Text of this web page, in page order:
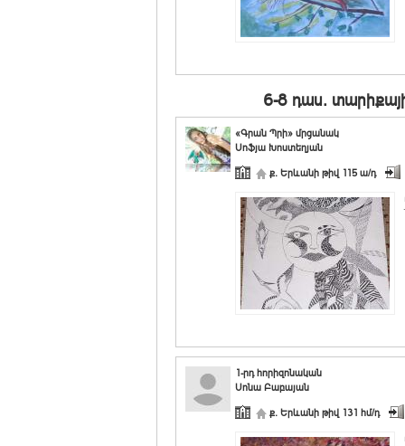
6-8 դաս.
«Գրան Պրի» մրցանակ
Սոֆյա Խոստեղյան
ք. Երևանի թիվ 115 ա/դ
1-րդ հորիզոնական
Սոնա Բաբայան
ք. Երևանի թիվ 131 հմ/դ